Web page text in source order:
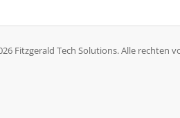
Fitzgerald Tech Solutions. Alle rechten